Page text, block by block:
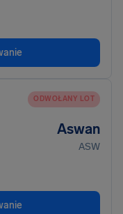
ODWOŁANY LOT
Aswan
ASW